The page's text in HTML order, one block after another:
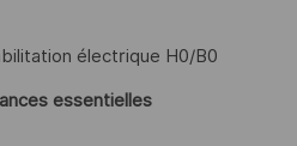
électrique H0/B0
essentielles